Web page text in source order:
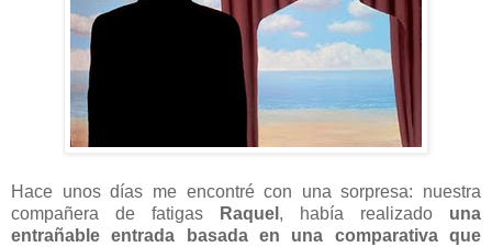
Hace unos días me encontré con una sorpresa: nuestra
compañera de fatigas
Raquel , había realizado una
entrañable entrada basada en una comparativa que